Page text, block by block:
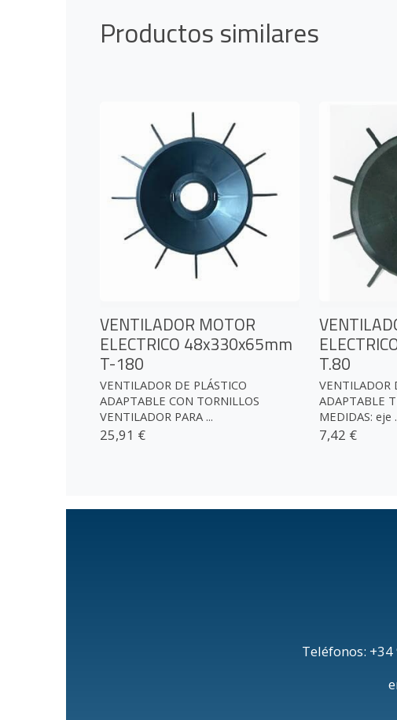
Productos similares
VENTILADOR MOTOR
ELECTRICO 48x330x65mm
T-180
VENTILADOR DE PLÁSTICO
ADAPTABLE CON TORNILLOS
VENTILADOR PARA ...
25,91 €
T.80
VENTILADOR
ADAPTABLE
MEDIDAS: eje
7,42 €
Teléfonos: